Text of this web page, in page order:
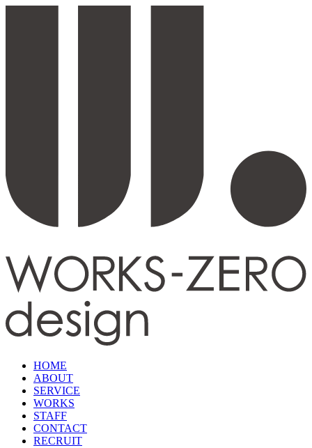
HOME
ABOUT
SERVICE
WORKS
STAFF
CONTACT
RECRUIT